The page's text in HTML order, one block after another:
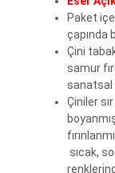
İznik
Eser